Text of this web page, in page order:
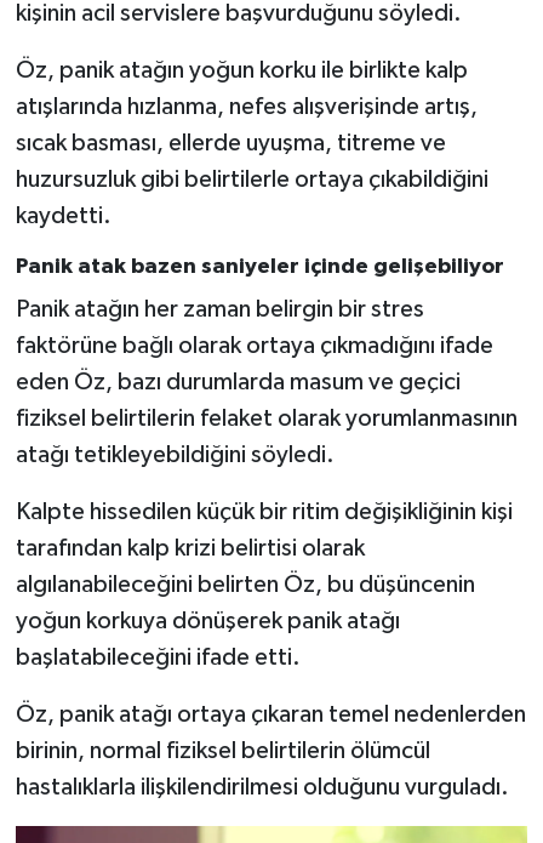
kişinin acil servislere başvurduğunu söyledi.
Öz, panik atağın yoğun korku ile birlikte kalp
atışlarında hızlanma, nefes alışverişinde artış,
sıcak basması, ellerde uyuşma, titreme ve
huzursuzluk gibi belirtilerle ortaya çıkabildiğini
kaydetti.
Panik atak bazen saniyeler içinde gelişebiliyor
Panik atağın her zaman belirgin bir stres
faktörüne bağlı olarak ortaya çıkmadığını ifade
eden Öz, bazı durumlarda masum ve geçici
fiziksel belirtilerin felaket olarak yorumlanmasının
atağı tetikleyebildiğini söyledi.
Kalpte hissedilen küçük bir ritim değişikliğinin kişi
tarafından kalp krizi belirtisi olarak
algılanabileceğini belirten Öz, bu düşüncenin
yoğun korkuya dönüşerek panik atağı
başlatabileceğini ifade etti.
Öz, panik atağı ortaya çıkaran temel nedenlerden
birinin, normal fiziksel belirtilerin ölümcül
hastalıklarla ilişkilendirilmesi olduğunu vurguladı.